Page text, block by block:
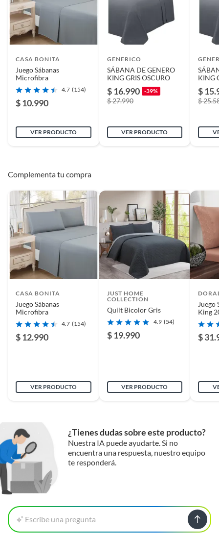
CASA BONITA
Juego Sábanas
Microfibra
4.7 (154)
$ 10.990
VER PRODUCTO
GENERICO
SÁBANA DE GENERO
KING GRIS OSCURO
$ 16.990 -39%
$ 27.990
VER PRODUCTO
KING
$
$
Complementa tu compra
CASA BONITA
Juego Sábanas
Microfibra
4.7 (154)
$ 12.990
VER PRODUCTO
JUST HOME
COLLECTION
Quilt Bicolor Gris
4.9 (54)
$ 19.990
VER PRODUCTO
Juego
King
$
¿Tienes dudas sobre este producto?
Nuestra IA puede ayudarte. Si no
encuentra una respuesta, nuestro equipo
te responderá.
Escribe una pregunta